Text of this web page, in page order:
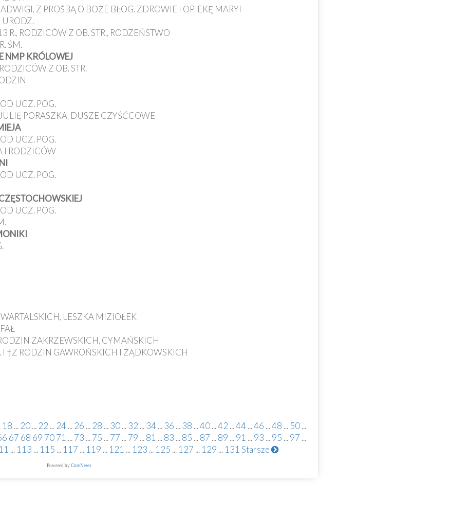
Z PROŚBĄ O BOŻE BŁOG. ZDROWIE I OPIEKĘ MARYI
RODZICÓW Z OB. STR., RODZEŃSTWO
ŚM.
NMP KRÓLOWEJ
Z OB. STR.
UCZ. POG.
PORASZKA, DUSZE CZYŚĆCOWE
UCZ. POG.
I RODZICÓW
UCZ. POG.
UCZ. POG.
LESZKA MIZIOŁEK
ZAKRZEWSKICH, CYMAŃSKICH
†Z RODZIN GAWROŃSKICH I ŻĄDKOWSKICH
18 ... 20... 22 ... 24 ... 26 ... 28 ...30...32 ...34 ...36 ...38 ...40...42 ...44 ...46 ...48 ... 50...
67 68 69 7071 ...73 ...75 ...77 ...79 ...81 ...83 ...85 ...87 ...89 ...91 ...93 ...95 ...97 ...
... 113 ... 115 ... 117 ... 119 ... 121 ... 123 ... 125 ... 127 ... 129 ... 131 Starsze
Powered by CuteNews